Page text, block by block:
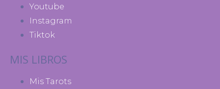
Youtube
Instagram
Tiktok
MIS LIBROS
Mis Tarots